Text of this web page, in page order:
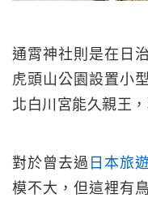
通霄神社則是在日
虎頭山公園設置小
北白川宮能久親王
對於曾去過 日本旅
模不大，但這裡有